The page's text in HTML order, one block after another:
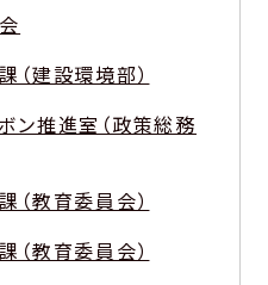
（建設環境部）
ン推進室（政策総務
（教育委員会）
（教育委員会）